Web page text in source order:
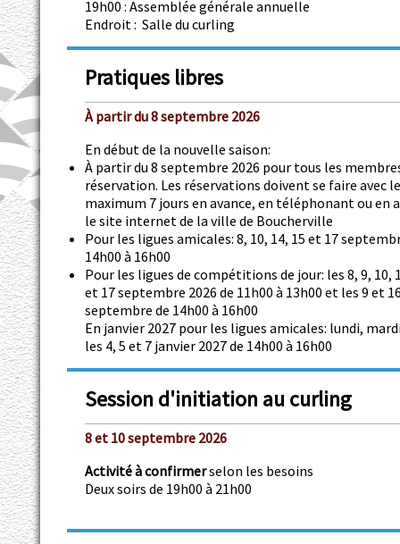
19h00 : Assemblée générale annuelle
Endroit : Salle du curling
Pratiques libres
À partir du 8 septembre 2026
En début de la nouvelle saison:
À partir du 8 septembre 2026 pour tous les
réservation. Les réservations doivent se faire avec
maximum 7 jours en avance, en téléphonant ou en
le site internet de la ville de Boucherville
Pour les ligues amicales: 8, 10, 14, 15 et 17
14h00 à 16h00
Pour les ligues de compétitions de jour: les 8, 9, 10,
et 17 septembre 2026 de 11h00 à 13h00 et les 9 et
septembre de 14h00 à 16h00
En janvier 2027 pour les ligues amicales: lundi,
les 4, 5 et 7 janvier 2027 de 14h00 à 16h00
Session d'initiation au curling
8 et 10 septembre 2026
Activité à confirmerselon les besoins
Deux soirs de 19h00 à 21h00